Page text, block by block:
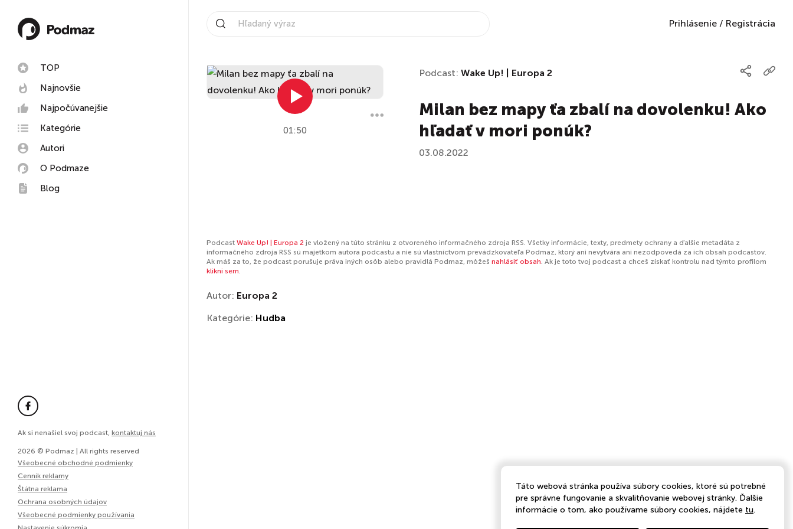
TOP
Najnovšie
Najpočúvanejšie
Kategórie
Autori
O Podmaze
Blog
Ak si nenašiel svoj podcast, kontaktuj nás
2026 © Podmaz | All rights reserved
Všeobecné obchodné podmienky
Cenník reklamy
Štátna reklama
Ochrana osobných údajov
Všeobecné podmienky používania
Prihlásenie / Registrácia
01:50
Podcast: Wake Up! | Europa 2
Milan bez mapy ťa zbalí na dovolenku! Ako
hľadať v mori ponúk?
03.08.2022
Podcast Wake Up! | Europa 2 je vložený na túto stránku z otvoreného informačného zdroja RSS. Všetky informácie, texty, predmety ochrany a ďalšie metadáta z
informačného zdroja RSS sú majetkom autora podcastu a nie sú vlastníctvom prevádzkovateľa Podmaz, ktorý ani nevytvára ani nezodpovedá za ich obsah podcastov.
Ak máš za to, že podcast porušuje práva iných osôb alebo pravidlá Podmaz, môžeš nahlásiť obsah. Ak je toto tvoj podcast a chceš získať kontrolu nad týmto profilom
klikni sem.
Autor: Europa 2
Kategórie: Hudba
Táto webová stránka používa súbory cookies, ktoré sú potrebné
pre správne fungovanie a skvalitňovanie webovej stránky. Ďalšie
informácie o tom, ako používame súbory cookies, nájdete tu.